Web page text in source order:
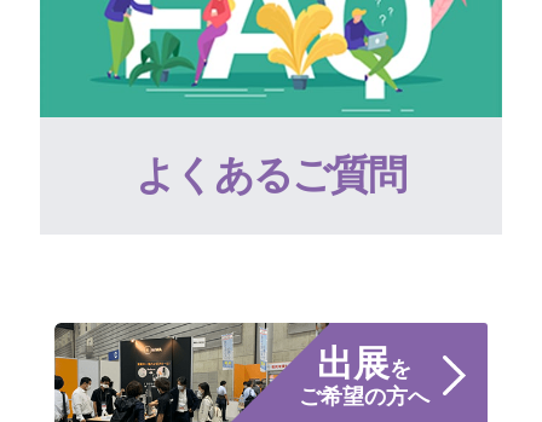
よくあるご質問
出展を
ご希望の方へ